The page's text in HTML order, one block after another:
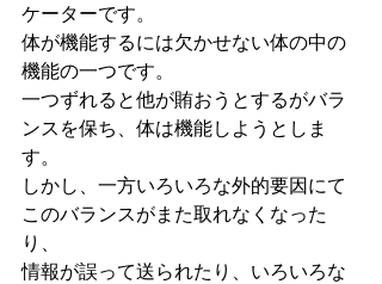
ケーターです。
体が機能するには欠かせない体の中の
機能の一つです。
一つずれると他が賄おうとするがバラ
ンスを保ち、体は機能しようとしま
す。
しかし、一方いろいろな外的要因にて
このバランスがまた取れなくなった
り、
情報が誤って送られたり、いろいろな